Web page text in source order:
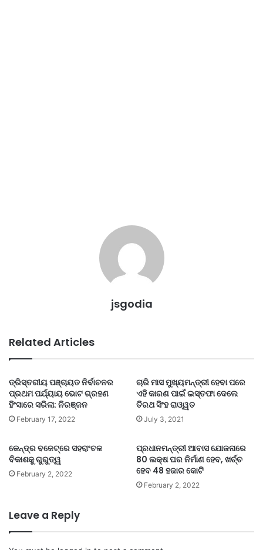
jsgodia
Related Articles
ତ୍ରିସ୍ତରୀୟ ପଞ୍ଚାୟତ ନିର୍ବାଚନର
ପ୍ରଥମ ପର୍ଯ୍ୟାୟ ଭୋଟ ଗ୍ରହଣ
ହିଂସାରେ ସରିଲା: ନିରଞ୍ଜନ
February 17, 2022
ଚାରି ମାସ ମୁଖ୍ୟମନ୍ତ୍ରୀ ହେବା ପରେ
ଏହି କାରଣ ପାଇଁ ଇସ୍ତଫା ଦେଲେ
ତିରଥ ସିଂହ ରାଓ୍ୱତ
July 3, 2021
କେନ୍ଦ୍ର ବଜେଟ୍‌ରେ ସହରାଂଚଳ
ବିକାଶକୁ ଗୁରୁତ୍ୱ
February 2, 2022
ପ୍ରଧାନମନ୍ତ୍ରୀ ଆବାସ ଯୋଜନାରେ
80 ଲକ୍ଷ ଘର ନିର୍ମାଣ ହେବ, ଖର୍ଚ୍ଚ
ହେବ 48 ହଜାର କୋଟି
February 2, 2022
Leave a Reply